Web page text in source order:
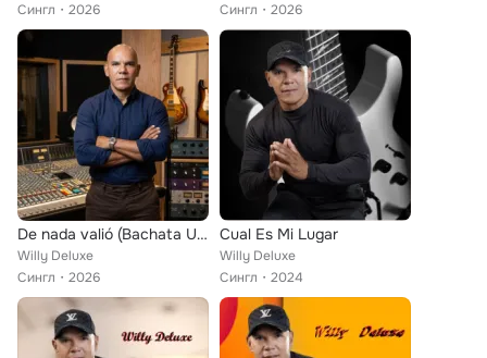
Сингл
2026
Сингл
2026
De nada valió (Bachata Urbana)
Willy Deluxe
Сингл
2026
Cual Es Mi Lugar
Willy Deluxe
Сингл
2024